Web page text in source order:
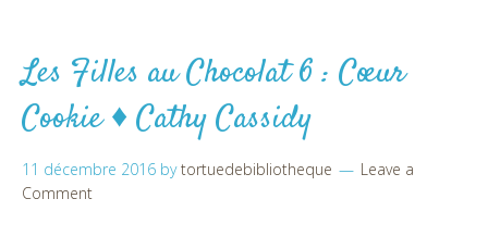
Les Filles au Chocolat 6 : Cœur
Cookie ♦ Cathy Cassidy
11 décembre 2016 bytortuedebibliotheque
Leave a
Comment